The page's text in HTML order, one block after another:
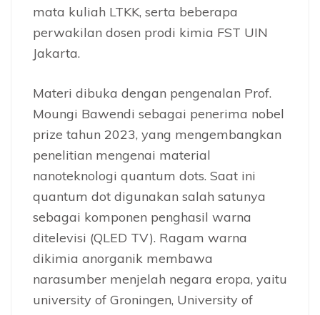
mata kuliah LTKK, serta beberapa
perwakilan dosen prodi kimia FST UIN
Jakarta.
Materi dibuka dengan pengenalan Prof.
Moungi Bawendi sebagai penerima nobel
prize tahun 2023, yang mengembangkan
penelitian mengenai material
nanoteknologi quantum dots. Saat ini
quantum dot digunakan salah satunya
sebagai komponen penghasil warna
ditelevisi (QLED TV). Ragam warna
dikimia anorganik membawa
narasumber menjelah negara eropa, yaitu
university of Groningen, University of